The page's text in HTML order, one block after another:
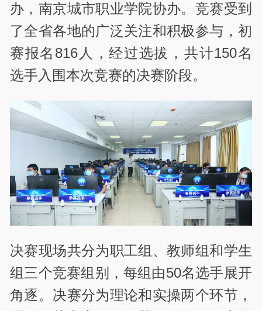
办，南京城市职业学院协办。竞赛受到
了全省各地的广泛关注和积极参与，初
赛报名816人，经过选拔，共计150名
选手入围本次竞赛的决赛阶段。
决赛现场共分为职工组、教师组和学生
组三个竞赛组别，每组由50名选手展开
角逐。决赛分为理论和实操两个环节，